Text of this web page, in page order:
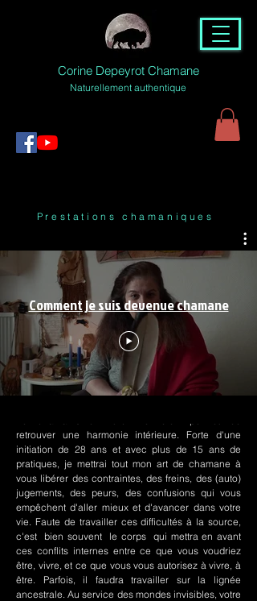
Corine Depeyrot Chamane
Naturellement authentique
Prestations chamaniques
Comment je suis devenue chamane
retrouver une harmonie intérieure. Forte d'une
initiation de 28 ans et avec plus de 15 ans de
pratiques, je mettrai tout mon art de chamane à
vous libérer des contraintes, des freins, des (auto)
jugements, des peurs, des confusions qui vous
empêchent d'aller mieux et d'avancer dans votre
vie. Faute de travailler ces difficultés à la source,
c'est bien souvent le corps qui mettra en avant
ces conflits internes entre ce que vous voudriez
être, vivre, et ce que vous vous autorisez à vivre, à
être. Parfois, il faudra travailler sur la lignée
ancestrale. Au service des mondes invisibles, votre